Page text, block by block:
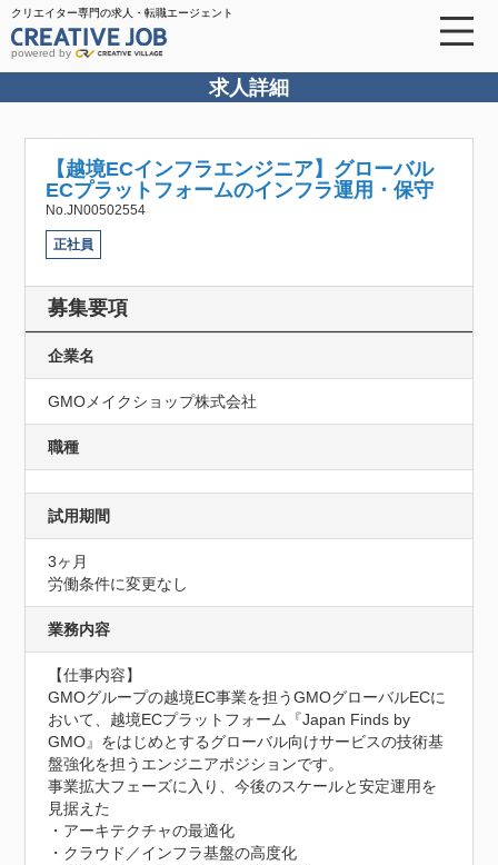
クリエイター専門の求人・転職エージェント
powered by
求人詳細
【越境ECインフラエンジニア】グローバル
ECプラットフォームのインフラ運用・保守
No.JN00502554
正社員
募集要項
企業名
GMOメイクショップ株式会社
職種
試用期間
3ヶ月
労働条件に変更なし
業務内容
【仕事内容】
GMOグループの越境EC事業を担うGMOグローバルECに
おいて、越境ECプラットフォーム『Japan Finds by
GMO』をはじめとするグローバル向けサービスの技術基
盤強化を担うエンジニアポジションです。
事業拡大フェーズに入り、今後のスケールと安定運用を
見据えた
・アーキテクチャの最適化
・クラウド／インフラ基盤の高度化